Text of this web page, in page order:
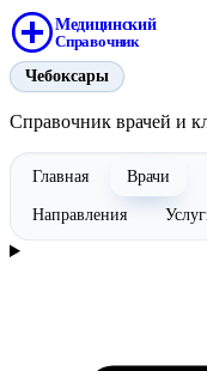
Медицинский
Справочник
Чебоксары
Справочник врачей и
Главная Врачи
Направления